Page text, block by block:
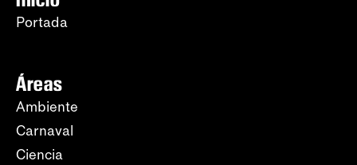
Portada
Áreas
Ambiente
Carnaval
Ciencia